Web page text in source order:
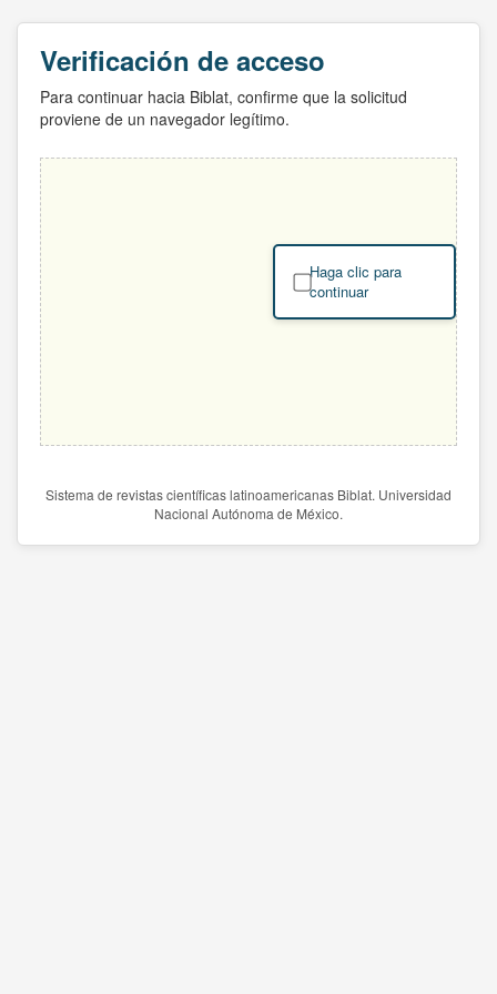
Verificación de acceso
Para continuar hacia Biblat, confirme que la solicitud
proviene de un navegador legítimo.
Haga clic para
continuar
Sistema de revistas científicas latinoamericanas Biblat. Universidad
Nacional Autónoma de México.